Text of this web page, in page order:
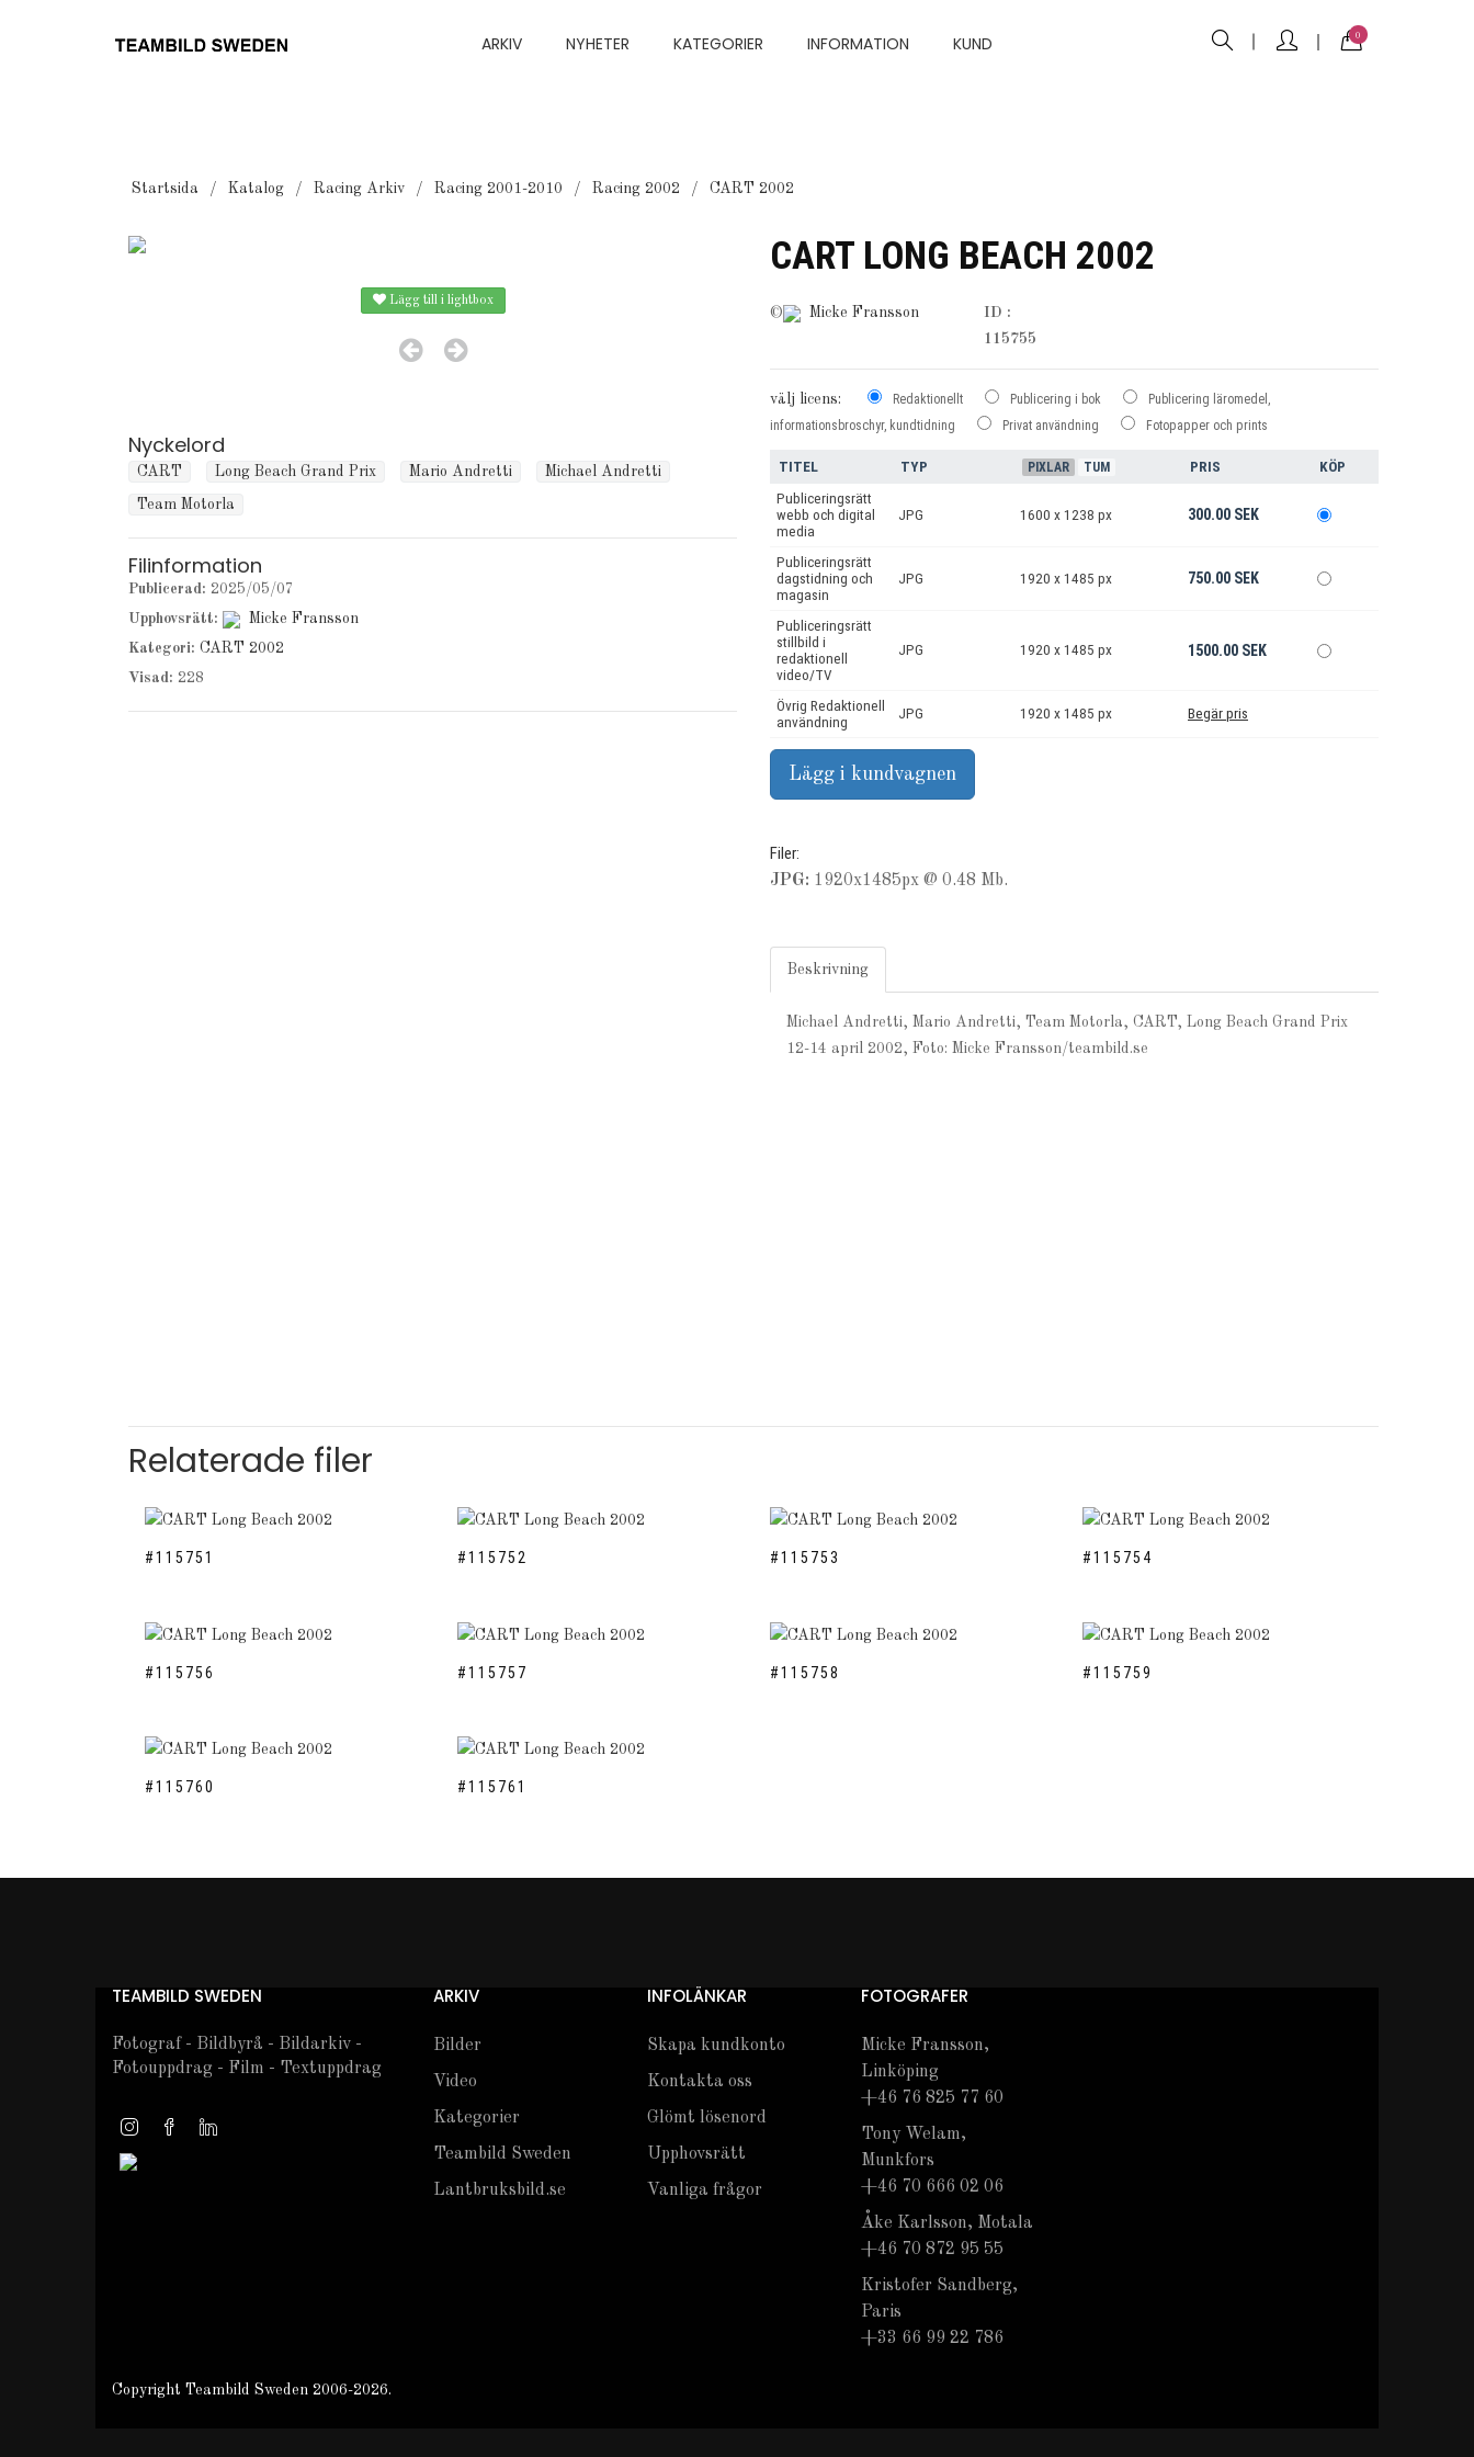
ARKIV NYHETER KATEGORIER INFORMATION KUND 0
Startsida Katalog Racing Arkiv Racing 2001-2010 Racing 2002 CART 2002
Lägg till i lightbox
Nyckelord
CART Long Beach Grand Prix Mario Andretti Michael Andretti
Team Motorla
Filinformation
Publicerad: 2025/05/07
Upphovsrätt:
Micke Fransson
Kategori: CART 2002
Visad: 228
CART LONG BEACH 2002
© Micke Fransson
ID :
115755
välj licens: Redaktionellt Publicering i bok
Publicering läromedel,
informationsbroschyr, kundtidning
Privat användning Fotopapper och prints
TITEL TYP PIXLAR TUM PRIS
KÖP
Publiceringsrätt
webb och digital
media
JPG 1600 x 1238 px 300.00 SEK
Publiceringsrätt
dagstidning och
magasin
JPG 1920 x 1485 px 750.00 SEK
Publiceringsrätt
stillbild i
redaktionell
video/TV
JPG 1920 x 1485 px 1500.00 SEK
Övrig Redaktionell
användning
JPG 1920 x 1485 px Begär pris
Filer:
JPG: 1920x1485px @ 0.48 Mb.
Beskrivning
Michael Andretti, Mario Andretti, Team Motorla, CART, Long Beach Grand Prix
12-14 april 2002, Foto: Micke Fransson/teambild.se
Relaterade filer
#115751 #115752 #115753 #115754
#115756 #115757 #115758 #115759
#115760 #115761
TEAMBILD SWEDEN
Fotograf - Bildbyrå - Bildarkiv -
Fotouppdrag - Film - Textuppdrag
ARKIV
Bilder
Video
Kategorier
Teambild Sweden
Lantbruksbild.se
INFOLÄNKAR
Skapa kundkonto
Kontakta oss
Glömt lösenord
Upphovsrätt
Vanliga frågor
FOTOGRAFER
Micke Fransson,
Linköping
+46 76 825 77 60
Tony Welam,
Munkfors
+46 70 666 02 06
Åke Karlsson, Motala
+46 70 872 95 55
Kristofer Sandberg,
Paris
+33 66 99 22 786
Copyright Teambild Sweden 2006-2026.